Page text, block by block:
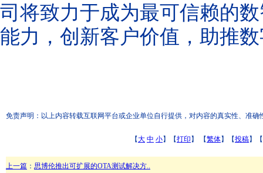
司将致力于成为最可信赖的
能力，创新客户价值，助推
免责声明：以上内容转载互联网平台或企业单位自行提供，对内容的真实性、准
【大 中 小】【打印 】 【繁体】【投稿】【
上一篇 ： 思博伦推出可扩展的OTA测试解决方..